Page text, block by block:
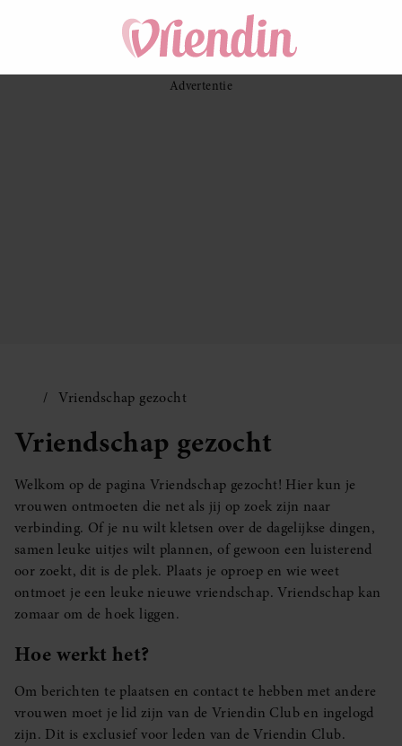
Vriendschap gezocht
Vriendschap gezocht
Welkom op de pagina Vriendschap gezocht! Hier kun je
vrouwen ontmoeten die net als jij op zoek zijn naar
verbinding. Of je nu wilt kletsen over de dagelijkse dingen,
samen leuke uitjes wilt plannen, of gewoon een luisterend
oor zoekt, dit is de plek. Plaats je oproep en wie weet
ontmoet je een leuke nieuwe vriendschap. Vriendschap kan
zomaar om de hoek liggen.
Hoe werkt het?
Om berichten te plaatsen en contact te hebben met andere
vrouwen moet je lid zijn van de Vriendin Club en ingelogd
zijn. Dit is exclusief voor leden van de Vriendin Club.